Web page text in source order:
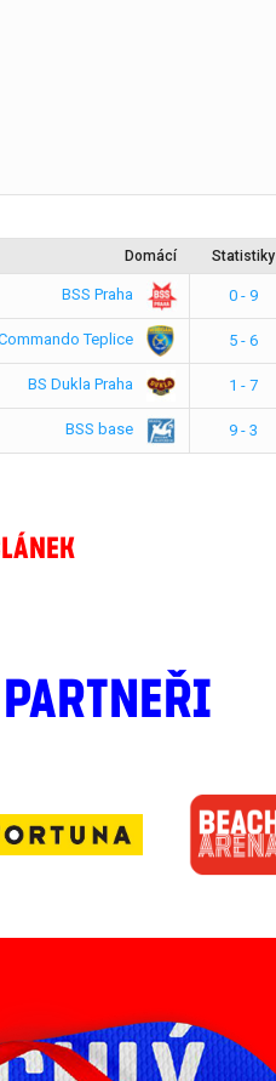
Domácí Statistiky
BSS Praha 0 - 9
Teplice 5 - 6
BS Dukla Praha 1 - 7
BSS base 9 - 3